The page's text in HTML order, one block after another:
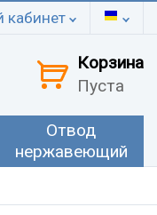
кабинет
Корзина
Пуста
Отвод
нержавеющий